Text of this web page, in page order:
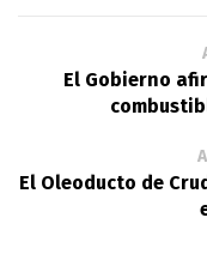
El Gobierno
El Oleoducto de